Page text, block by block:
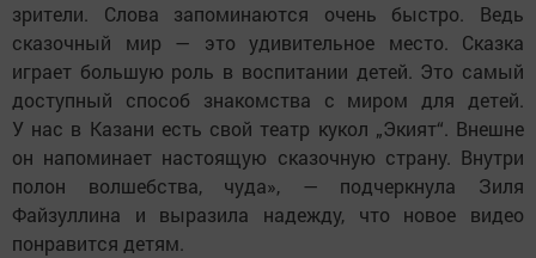
зрители. Слова запоминаются очень быстро. Ведь
сказочный мир — это удивительное место. Сказка
играет большую роль в воспитании детей. Это самый
доступный способ знакомства с миром для детей.
У нас в Казани есть свой театр кукол „Экият“. Внешне
он напоминает настоящую сказочную страну. Внутри
полон волшебства, чуда», — подчеркнула Зиля
Файзуллина и выразила надежду, что новое видео
понравится детям.